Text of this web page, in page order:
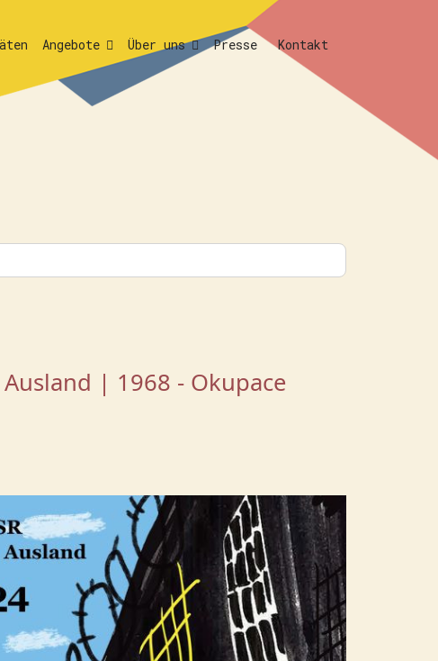
Angebote Über uns Presse Kontakt
| 1968 - Okupace